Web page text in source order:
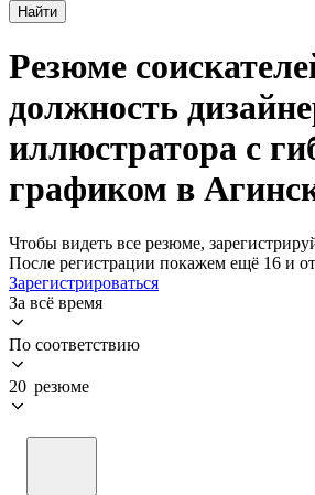
Найти
Резюме
должность
иллюстратора с
графиком в
Чтобы видеть все резюме,
После регистрации покажем ещё 16 и
Зарегистрироваться
За всё время
По соответствию
20 резюме